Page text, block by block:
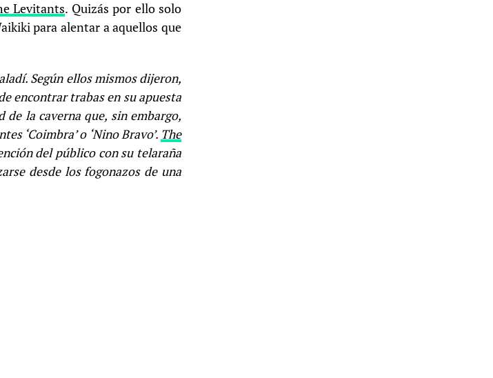
Levitants. Quizás por ello solo
para alentar a aquellos que
Según ellos mismos dijeron,
encontrar trabas en su apuesta
la caverna que, sin embargo,
‘Coimbra’ o ‘Nino Bravo’. The
del público con su telaraña
desde los fogonazos de una